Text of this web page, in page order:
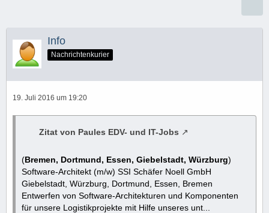
Info
Nachrichtenkurier
19. Juli 2016 um 19:20
Zitat von Paules EDV- und IT-Jobs
(Bremen, Dortmund, Essen, Giebelstadt, Würzburg)
Software-Architekt (m/w) SSI Schäfer Noell GmbH
Giebelstadt, Würzburg, Dortmund, Essen, Bremen
Entwerfen von Software-Architekturen und Komponenten
für unsere Logistikprojekte mit Hilfe unseres unt...